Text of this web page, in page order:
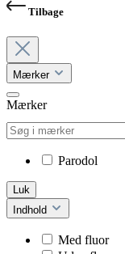
Tilbage
Mærker
Mærker
Parodol
Luk
Indhold
Med fluor